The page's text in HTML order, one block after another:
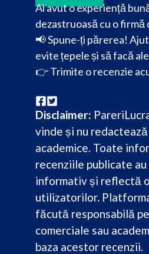
Ai avut o experiență
dezastruoasă cu o firmă
📢 Spune-ți părerea!
evite țepele și să facă
👉Trimite o recenzie
Disclaimer:
vinde și nu
academice. Toate
recenziile publicate
informativ și reflectă
utilizatorilor.
făcută responsabilă
comerciale sau
baza acestor recenzii.